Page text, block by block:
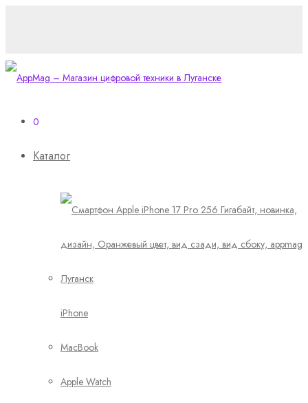
0
Каталог
iPhone
MacBook
Apple Watch